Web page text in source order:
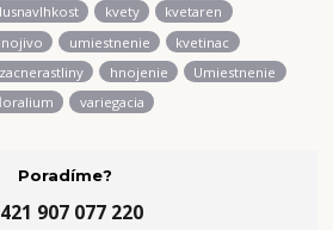
kvety
kvetaren
umiestnenie
kvetinac
hnojenie
Umiestnenie
variegacia
Poradíme?
907 077 220